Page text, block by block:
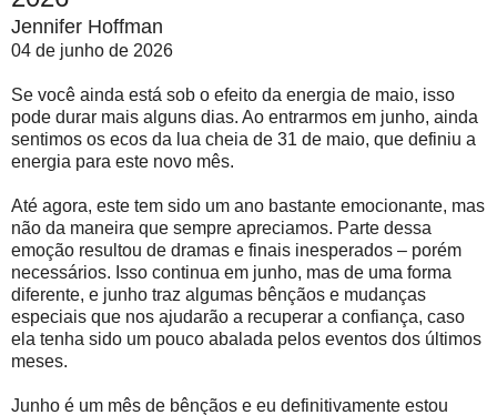
Jennifer Hoffman
04 de junho de 2026
Se você ainda está sob o efeito da energia de maio, isso
pode durar mais alguns dias. Ao entrarmos em junho, ainda
sentimos os ecos da lua cheia de 31 de maio, que definiu a
energia para este novo mês.
Até agora, este tem sido um ano bastante emocionante, mas
não da maneira que sempre apreciamos. Parte dessa
emoção resultou de dramas e finais inesperados – porém
necessários. Isso continua em junho, mas de uma forma
diferente, e junho traz algumas bênçãos e mudanças
especiais que nos ajudarão a recuperar a confiança, caso
ela tenha sido um pouco abalada pelos eventos dos últimos
meses.
Junho é um mês de bênçãos e eu definitivamente estou